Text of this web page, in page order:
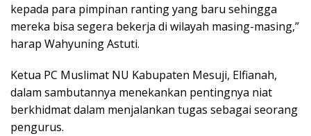
kepada para pimpinan ranting yang baru sehingga
mereka bisa segera bekerja di wilayah masing-masing,”
harap Wahyuning Astuti.
Ketua PC Muslimat NU Kabupaten Mesuji, Elfianah,
dalam sambutannya menekankan pentingnya niat
berkhidmat dalam menjalankan tugas sebagai seorang
pengurus.